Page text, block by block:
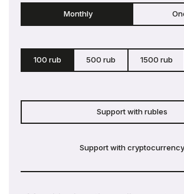
Monthly
100 rub 500 rub 1500 rub
Support with rubles
Support with cryptocurrency